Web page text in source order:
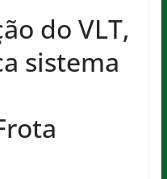
do VLT,
sistema